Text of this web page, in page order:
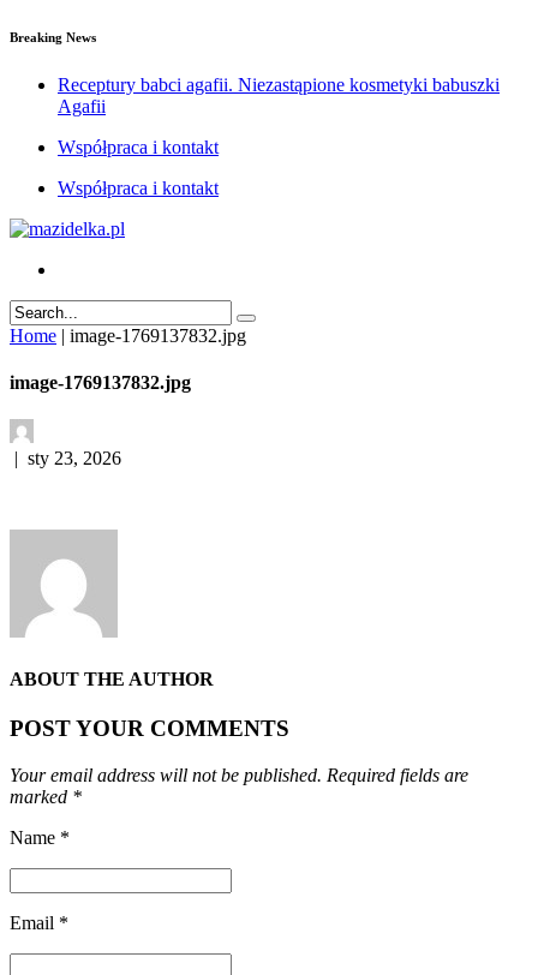
Breaking News
Receptury babci agafii. Niezastąpione kosmetyki babuszki
Agafii
Współpraca i kontakt
Współpraca i kontakt
Home | image-1769137832.jpg
image-1769137832.jpg
sty 23, 2026
ABOUT THE AUTHOR
POST YOUR COMMENTS
Your email address will not be published. Required fields are
marked *
Name *
Email *